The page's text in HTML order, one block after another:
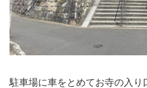
駐車場に車をとめてお寺の入り